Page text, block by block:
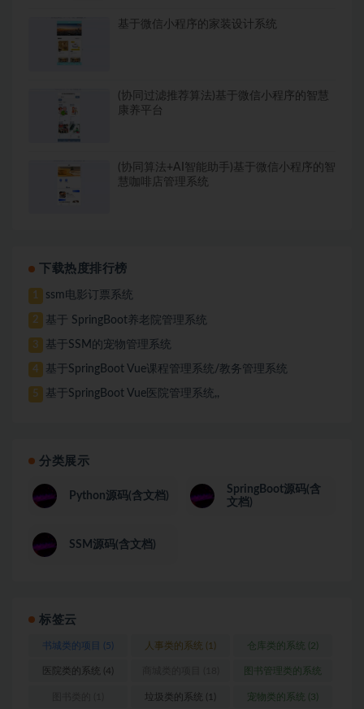
基于微信小程序的家装设计系统
(协同过滤推荐算法)基于微信小程序的智慧
康养平台
(协同算法+AI智能助手)基于微信小程序的智
慧咖啡店管理系统
下载热度排行榜
1 ssm电影订票系统
2 基于 SpringBoot养老院管理系统
3 基于SSM的宠物管理系统
4 基于SpringBoot Vue课程管理系统/教务管理系统
5 基于SpringBoot Vue医院管理系统,,
分类展示
Python源码(含文档)
SpringBoot源码(含
文档)
SSM源码(含文档)
标签云
书城类的项目 (5) 人事类的系统 (1) 仓库类的系统 (2)
医院类的系统 (4) 图书管理类的系统
(1)
垃圾类的系统 (1) 宠物类的系统 (3)